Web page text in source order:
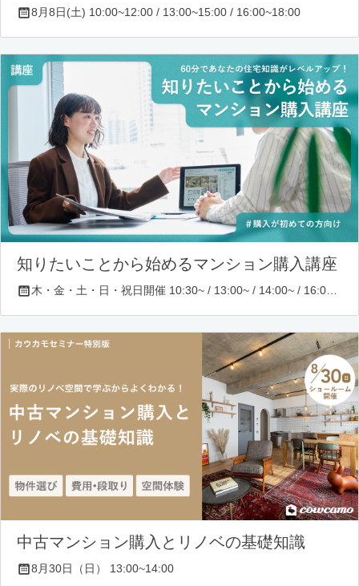
8月8日(土) 10:00~12:00 / 13:00~15:00 / 16:00~18:00
知りたいことから始めるマンション購入講座
木・金・土・日・祝日開催 10:30~ / 13:00~ / 14:00~ / 16:00~ / 17:00~/ 18:30~/ 19:30~
中古マンション購入とリノベの基礎知識
8月30日（日） 13:00~14:00